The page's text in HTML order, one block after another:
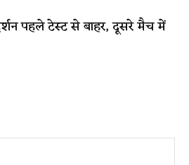
पहले टेस्ट से बाहर, दूसरे मैच में